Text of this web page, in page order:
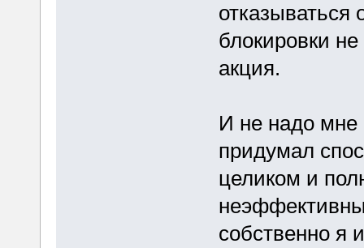
отказываться
блокировки
акция.
И не надо мне
придумал
целиком и
собственно я